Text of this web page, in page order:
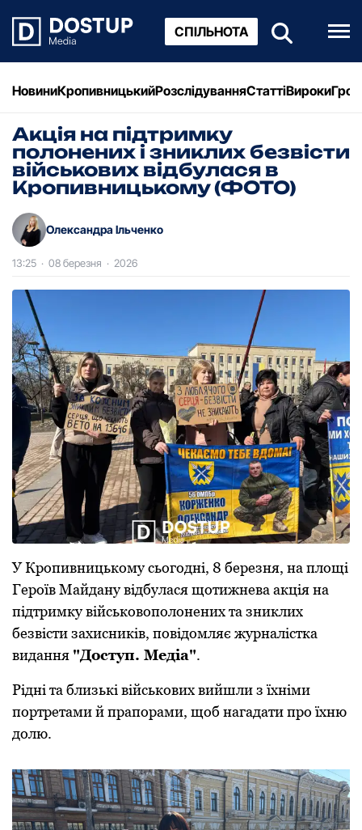
СПІЛЬНОТА
НовиниКропивницькийРозслідуванняСтаттіВироки
Акція на підтримку
полонених і зниклих безвісти
військових відбулася в
Кропивницькому (ФОТО)
Олександра Ільченко
13:25 · 08 березня · 2026
У Кропивницькому сьогодні, 8 березня, на площі
Героїв Майдану відбулася щотижнева акція на
підтримку військовополонених та зниклих
безвісти захисників, повідомляє журналістка
видання "Доступ. Медіа".
Рідні та близькі військових вийшли з їхніми
портретами й прапорами, щоб нагадати про їхню
долю.